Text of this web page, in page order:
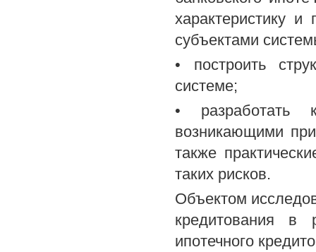
характеристику и
субъектами
• построить
системе;
• разработать
возникающими
также
таких рисков.
Объектом
кредитования в
ипотечного